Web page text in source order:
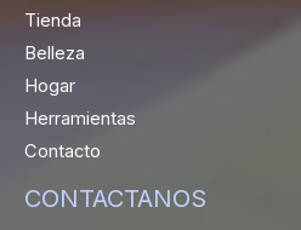
Tienda
Belleza
Hogar
Herramientas
Contacto
CONTACTANOS